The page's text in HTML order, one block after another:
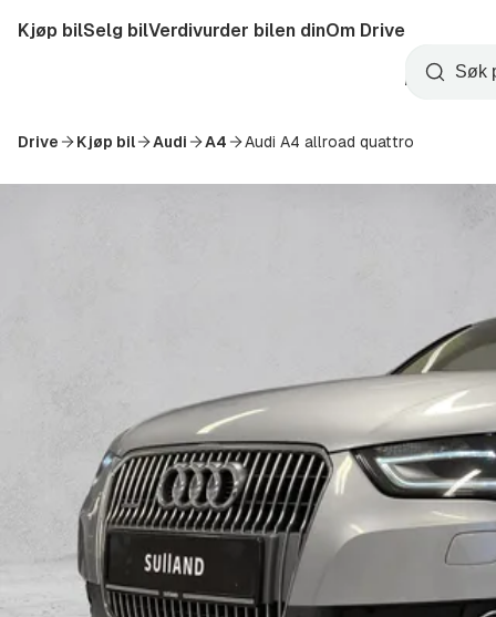
til
Startside
Kjøp bilSelg bilVerdivurder bilen dinOm Drive
Opprett
konto
Søk
Drive Kjøp bil Audi A4 Audi A4 allroad quattro